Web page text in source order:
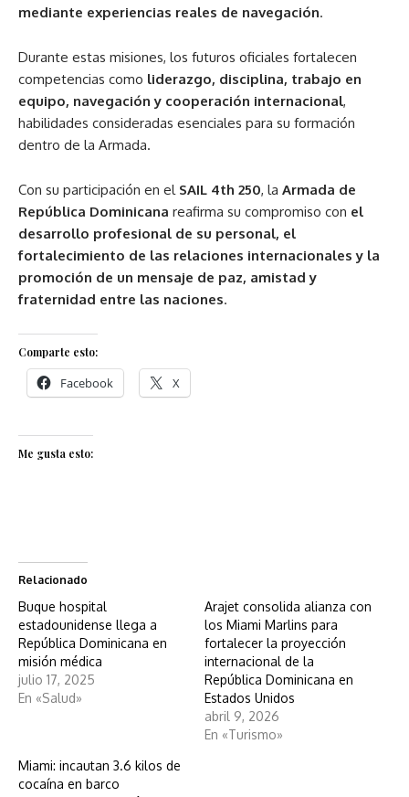
mediante experiencias reales de navegación.
Durante estas misiones, los futuros oficiales fortalecen
competencias como liderazgo, disciplina, trabajo en
equipo, navegación y cooperación internacional,
habilidades consideradas esenciales para su formación
dentro de la Armada.
Con su participación en el SAIL 4th 250, la Armada de
República Dominicana reafirma su compromiso con el
desarrollo profesional de su personal, el
fortalecimiento de las relaciones internacionales y la
promoción de un mensaje de paz, amistad y
fraternidad entre las naciones.
Comparte esto:
Facebook X
Me gusta esto:
Relacionado
Buque hospital
estadounidense llega a
República Dominicana en
misión médica
julio 17, 2025
En «Salud»
Arajet consolida alianza con
los Miami Marlins para
fortalecer la proyección
internacional de la
República Dominicana en
Estados Unidos
abril 9, 2026
En «Turismo»
Miami: incautan 3.6 kilos de
cocaína en barco